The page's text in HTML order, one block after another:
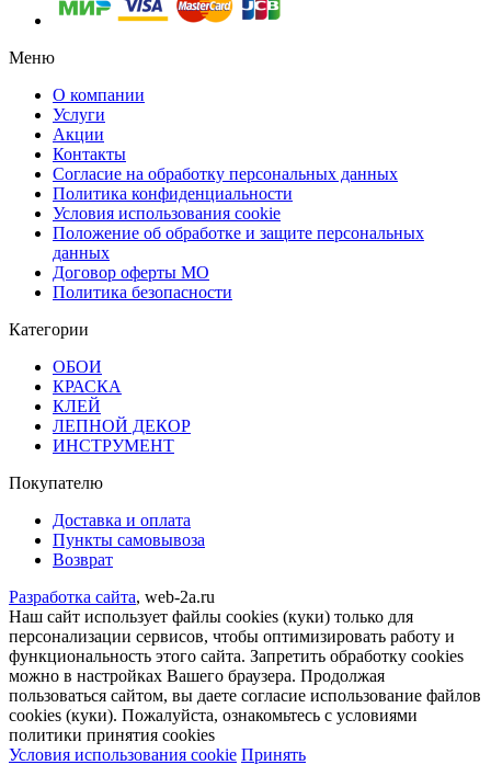
Меню
О компании
Услуги
Акции
Контакты
Согласие на обработку персональных данных
Политика конфиденциальности
Условия использования cookie
Положение об обработке и защите персональных
данных
Договор оферты МО
Политика безопасности
Категории
ОБОИ
КРАСКА
КЛЕЙ
ЛЕПНОЙ ДЕКОР
ИНСТРУМЕНТ
Покупателю
Доставка и оплата
Пункты самовывоза
Возврат
Разработка сайта, web-2a.ru
Наш сайт использует файлы cookies (куки) только для
персонализации сервисов, чтобы оптимизировать работу и
функциональность этого сайта. Запретить обработку cookies
можно в настройках Вашего браузера. Продолжая
пользоваться сайтом, вы даете согласие использование файлов
cookies (куки). Пожалуйста, ознакомьтесь с условиями
политики принятия сookies
Условия использования cookie Принять